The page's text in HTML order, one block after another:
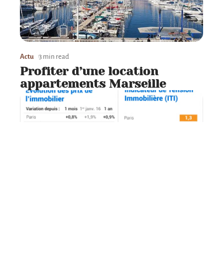
Actu 3 min read
Profiter d’une location
appartements Marseille